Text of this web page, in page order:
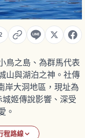
鳥之島、為群馬代表
山與湖泊之神。社傳
岸大洞地區，現址為
姬傳說影響、深受
。
程路線